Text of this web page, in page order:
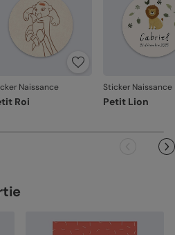
priorité
souci lié à l’impression, à la
contactez-nous dans les
de tout et relançons une
la personnalisation que
mise en page), le produit
Naissance
Roi
Sticker Naissance
Petit Lion